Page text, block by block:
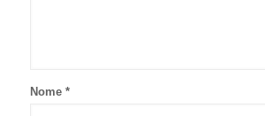
Nome *